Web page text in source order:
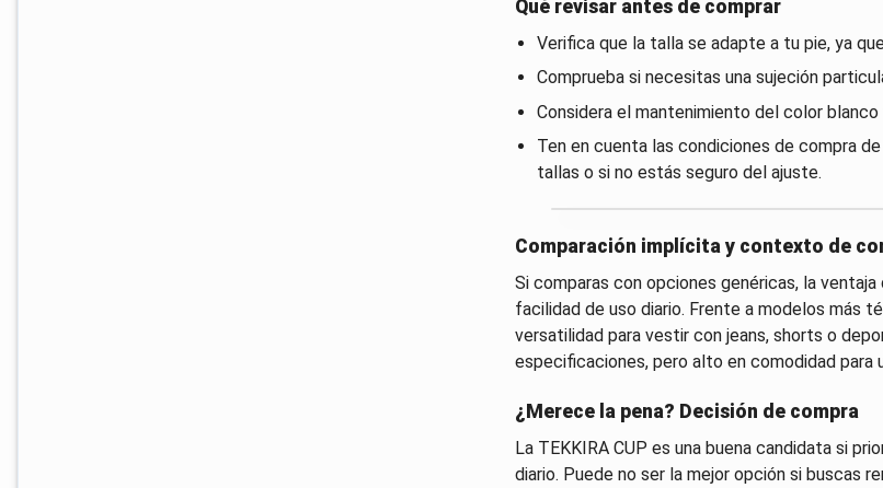
Qué revisar antes de comprar
Verifica que la talla se adapte a tu pie, ya
Comprueba si necesitas una sujeción
Considera el mantenimiento del color
Ten en cuenta las condiciones de compra
tallas o si no estás seguro del ajuste.
Comparación implícita y contexto de
Si comparas con opciones genéricas, la
facilidad de uso diario. Frente a modelos más
versatilidad para vestir con jeans, shorts o
especificaciones, pero alto en comodidad para
¿Merece la pena? Decisión de compra
La TEKKIRA CUP es una buena candidata si
diario. Puede no ser la mejor opción si buscas